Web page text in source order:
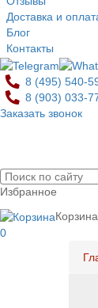
Доставка и
Блог
Контакты
8 (495) 540-
8 (903) 033-
Заказать звонок
0
Избранное
0
Корзина